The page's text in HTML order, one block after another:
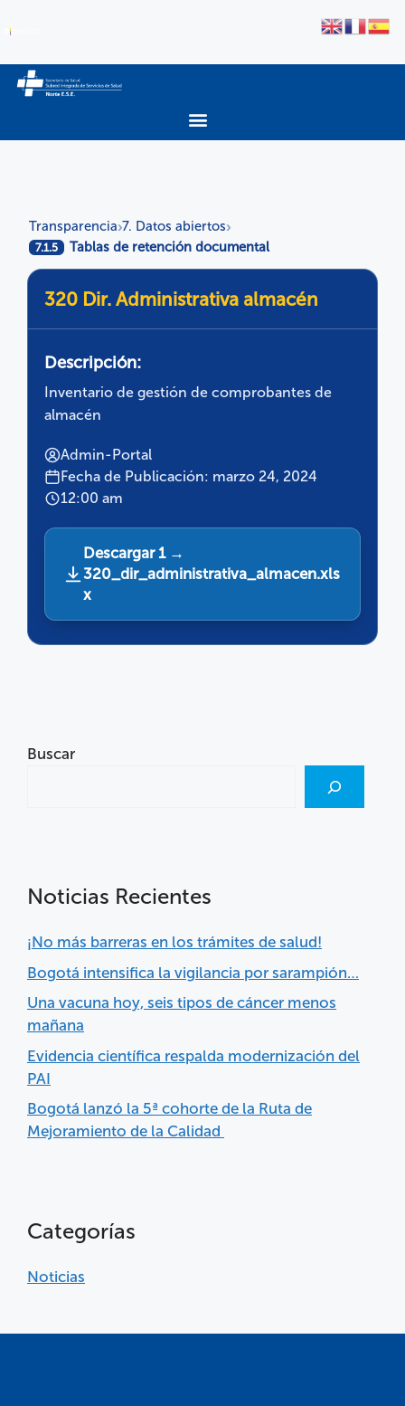
Transparencia›7. Datos abiertos›
7.1.5 Tablas de retención documental
320 Dir. Administrativa almacén
Descripción:
Inventario de gestión de comprobantes de
almacén
Admin-Portal
Fecha de Publicación: marzo 24, 2024
12:00 am
Descargar 1 →
320_dir_administrativa_almacen.xls
x
Buscar
Noticias Recientes
¡No más barreras en los trámites de salud!
Bogotá intensifica la vigilancia por sarampión…
Una vacuna hoy, seis tipos de cáncer menos
mañana
Evidencia científica respalda modernización del
PAI
Bogotá lanzó la 5ª cohorte de la Ruta de
Mejoramiento de la Calidad
Categorías
Noticias